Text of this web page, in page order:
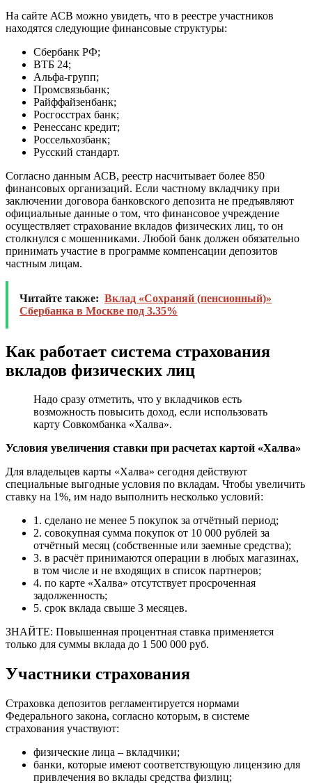
На сайте АСВ можно увидеть, что в реестре участников
находятся следующие финансовые структуры:
Сбербанк РФ;
ВТБ 24;
Альфа-групп;
Промсвязьбанк;
Райффайзенбанк;
Росгосстрах банк;
Ренессанс кредит;
Россельхозбанк;
Русский стандарт.
Согласно данным АСВ, реестр насчитывает более 850
финансовых организаций. Если частному вкладчику при
заключении договора банковского депозита не предъявляют
официальные данные о том, что финансовое учреждение
осуществляет страхование вкладов физических лиц, то он
столкнулся с мошенниками. Любой банк должен обязательно
принимать участие в программе компенсации депозитов
частным лицам.
Читайте также: Вклад «Сохраняй (пенсионный)»
Сбербанка в Москве под 3.35%
Как работает система страхования
вкладов физических лиц
Надо сразу отметить, что у вкладчиков есть
возможность повысить доход, если использовать
карту Совкомбанка «Халва».
Условия увеличения ставки при расчетах картой «Халва»
Для владельцев карты «Халва» сегодня действуют
специальные выгодные условия по вкладам. Чтобы увеличить
ставку на 1%, им надо выполнить несколько условий:
1. сделано не менее 5 покупок за отчётный период;
2. совокупная сумма покупок от 10 000 рублей за
отчётный месяц (собственные или заемные средства);
3. в расчёт принимаются операции в любых магазинах,
в том числе и не входящих в список партнеров;
4. по карте «Халва» отсутствует просроченная
задолженность;
5. срок вклада свыше 3 месяцев.
ЗНАЙТЕ: Повышенная процентная ставка применяется
только для суммы вклада до 1 500 000 руб.
Участники страхования
Страховка депозитов регламентируется нормами
Федерального закона, согласно которым, в системе
страхования участвуют:
физические лица – вкладчики;
банки, которые имеют соответствующую лицензию для
привлечения во вклады средства физлиц;